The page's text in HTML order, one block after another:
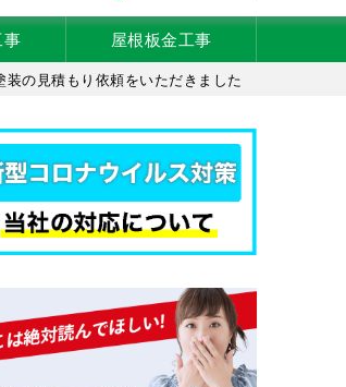
屋根板金工事
の見積もり依頼をいただきました